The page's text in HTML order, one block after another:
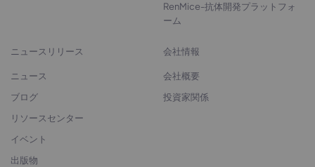
RenMice-抗体開発プラットフォ
ーム
ニュースリリース
ニュース
ブログ
リソースセンター
イベント
出版物
会社情報
会社概要
投資家関係